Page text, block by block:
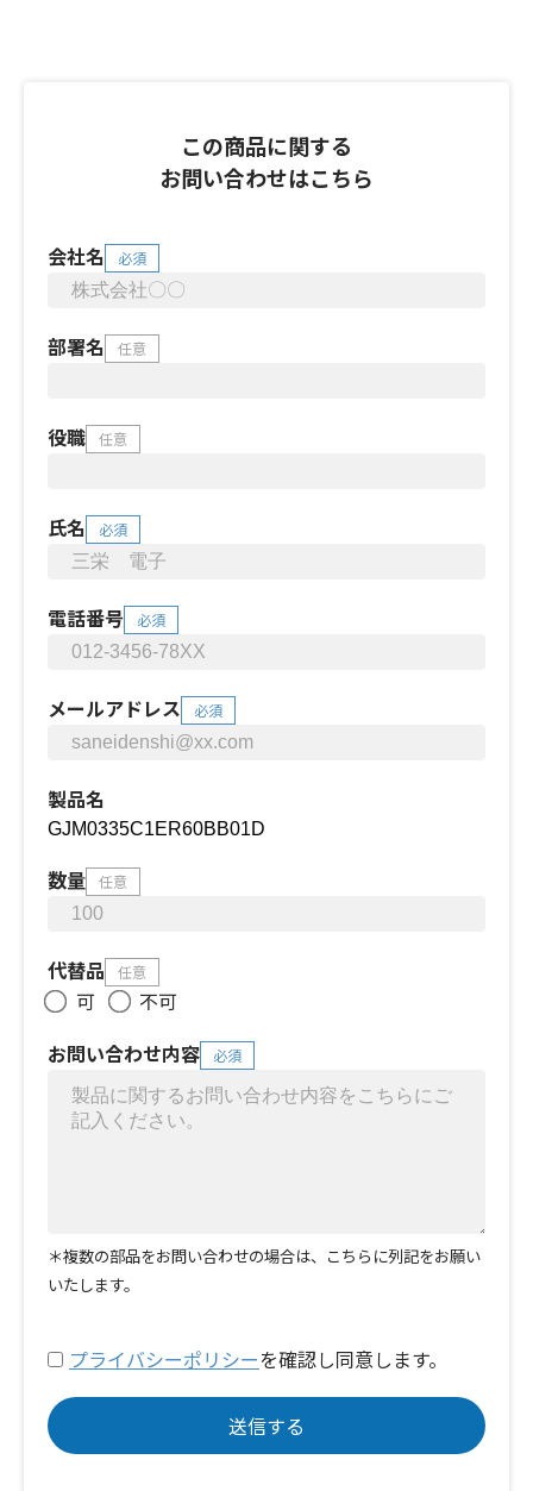
この商品に関する
お問い合わせはこちら
会社名 必須
部署名 任意
役職 任意
氏名 必須
電話番号 必須
メールアドレス 必須
製品名
数量 任意
代替品 任意
可
不可
お問い合わせ内容
必須
＊複数の部品をお問い合わせの場合は、こちらに列記をお願い
いたします。
プライバシーポリシーを確認し同意します。